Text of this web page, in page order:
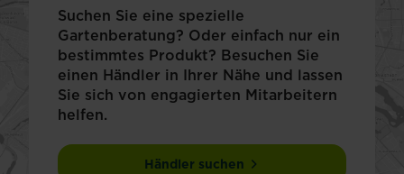
Suchen Sie eine spezielle
Gartenberatung? Oder einfach nur ein
bestimmtes Produkt? Besuchen Sie
einen Händler in Ihrer Nähe und lassen
Sie sich von engagierten Mitarbeitern
helfen.
Händler suchen